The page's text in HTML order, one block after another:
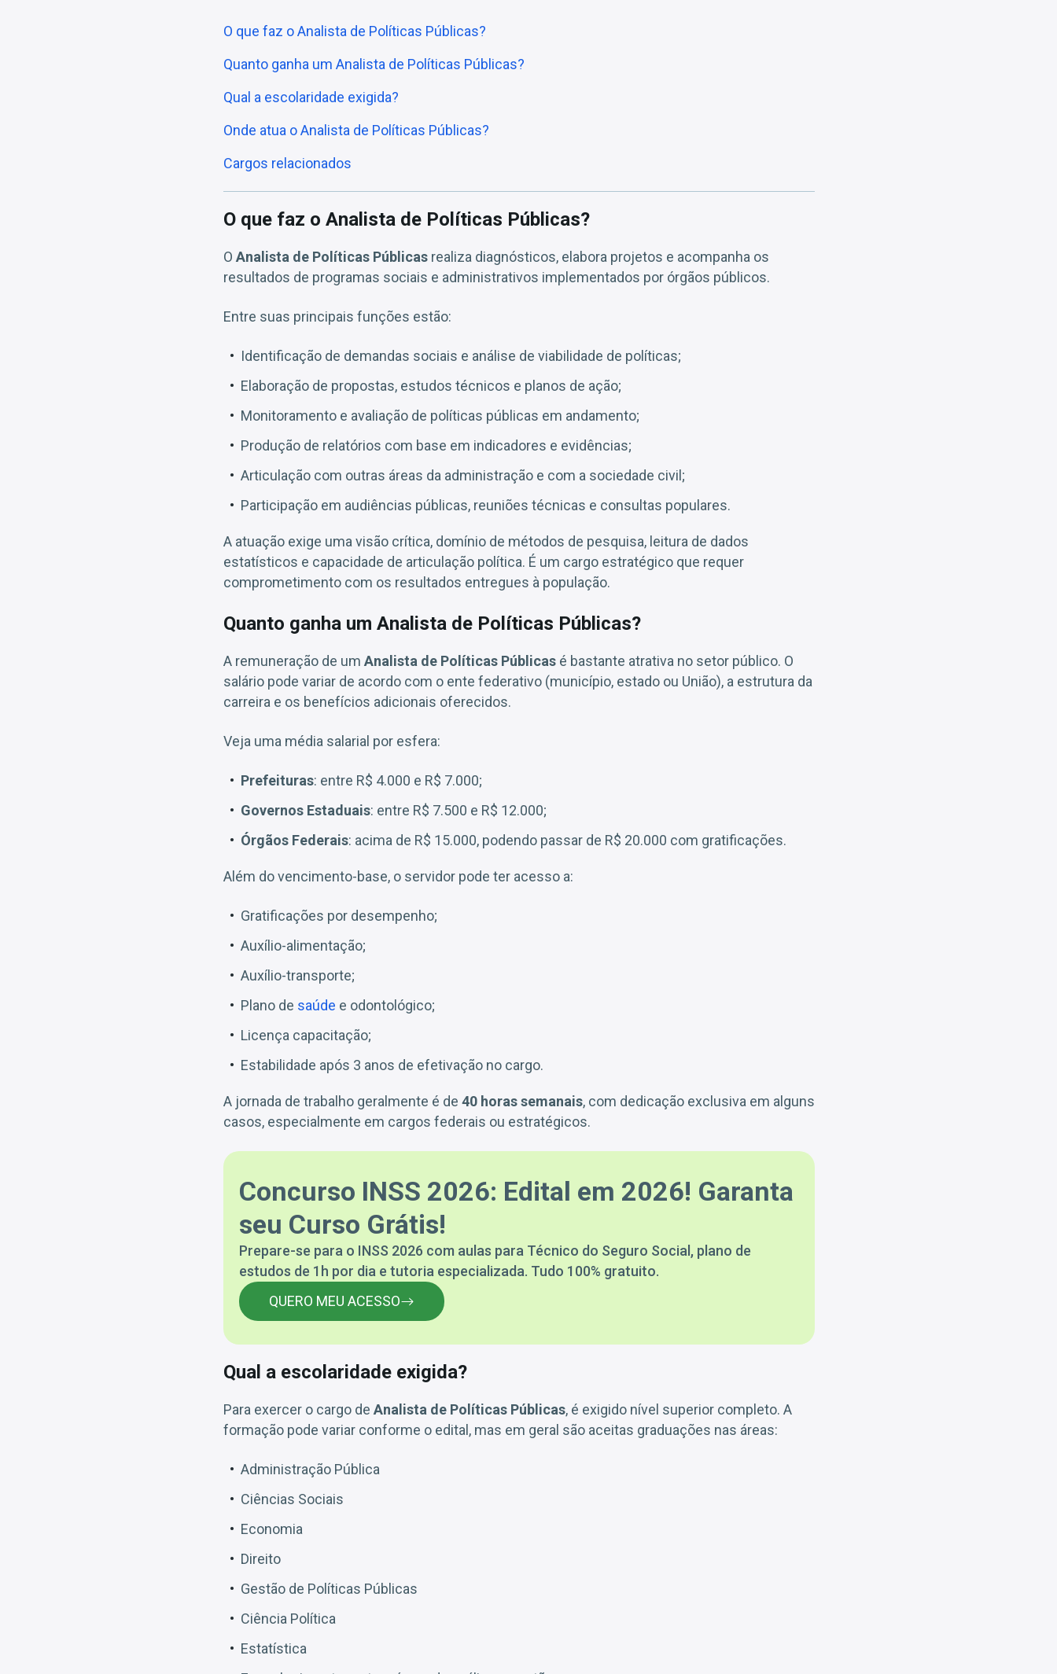
O que faz o Analista de Políticas Públicas?
Quanto ganha um Analista de Políticas Públicas?
Qual a escolaridade exigida?
Onde atua o Analista de Políticas Públicas?
Cargos relacionados
O que faz o Analista de Políticas Públicas?
O Analista de Políticas Públicas realiza diagnósticos, elabora projetos e acompanha os
resultados de programas sociais e administrativos implementados por órgãos públicos.
Entre suas principais funções estão:
Identificação de demandas sociais e análise de viabilidade de políticas;
Elaboração de propostas, estudos técnicos e planos de ação;
Monitoramento e avaliação de políticas públicas em andamento;
Produção de relatórios com base em indicadores e evidências;
Articulação com outras áreas da administração e com a sociedade civil;
Participação em audiências públicas, reuniões técnicas e consultas populares.
A atuação exige uma visão crítica, domínio de métodos de pesquisa, leitura de dados
estatísticos e capacidade de articulação política. É um cargo estratégico que requer
comprometimento com os resultados entregues à população.
Quanto ganha um Analista de Políticas Públicas?
A remuneração de um Analista de Políticas Públicas é bastante atrativa no setor público. O
salário pode variar de acordo com o ente federativo (município, estado ou União), a estrutura da
carreira e os benefícios adicionais oferecidos.
Veja uma média salarial por esfera:
Prefeituras: entre R$ 4.000 e R$ 7.000;
Governos Estaduais: entre R$ 7.500 e R$ 12.000;
Órgãos Federais: acima de R$ 15.000, podendo passar de R$ 20.000 com gratificações.
Além do vencimento-base, o servidor pode ter acesso a:
Gratificações por desempenho;
Auxílio-alimentação;
Auxílio-transporte;
Plano de saúde e odontológico;
Licença capacitação;
Estabilidade após 3 anos de efetivação no cargo.
A jornada de trabalho geralmente é de 40 horas semanais, com dedicação exclusiva em alguns
casos, especialmente em cargos federais ou estratégicos.
Concurso INSS 2026: Edital em 2026! Garanta
seu Curso Grátis!
Prepare-se para o INSS 2026 com aulas para Técnico do Seguro Social, plano de
estudos de 1h por dia e tutoria especializada. Tudo 100% gratuito.
QUERO MEU ACESSO
Qual a escolaridade exigida?
Para exercer o cargo de Analista de Políticas Públicas, é exigido nível superior completo. A
formação pode variar conforme o edital, mas em geral são aceitas graduações nas áreas:
Administração Pública
Ciências Sociais
Economia
Direito
Gestão de Políticas Públicas
Ciência Política
Estatística